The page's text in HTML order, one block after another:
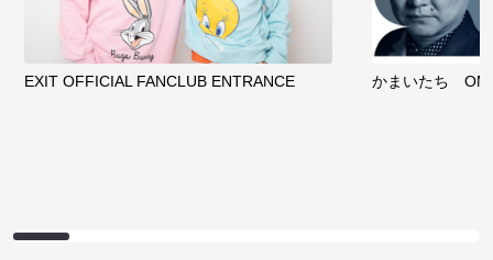
EXIT OFFICIAL FANCLUB ENTRANCE かまいたち